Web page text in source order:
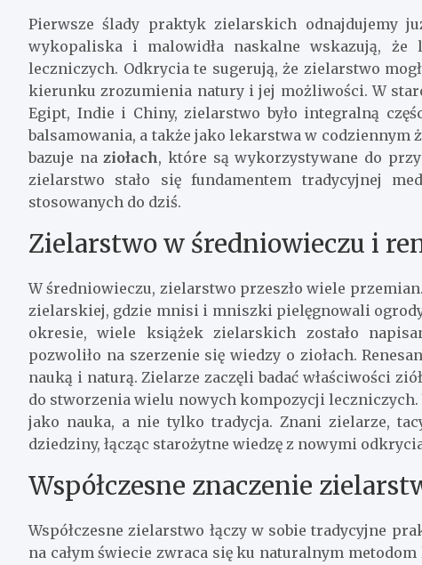
Pierwsze ślady praktyk zielarskich odnajdujemy
wykopaliska i malowidła naskalne wskazują,
leczniczych. Odkrycia te sugerują, że zielarstwo
kierunku zrozumienia natury i jej możliwości. W
Egipt, Indie i Chiny, zielarstwo było integralną
balsamowania, a także jako lekarstwa w codziennym
bazuje naziołach, które są wykorzystywane do
zielarstwo stało się fundamentem tradycyjnej
stosowanych do dziś.
Zielarstwo w średniowieczu i
W średniowieczu, zielarstwo przeszło wiele
zielarskiej, gdzie mnisi i mniszki pielęgnowali
okresie, wiele książek zielarskich zostało
pozwoliło na szerzenie się wiedzy o ziołach.
nauką i naturą. Zielarze zaczęli badać właściwości
do stworzenia wielu nowych kompozycji leczniczych.
jako nauka, a nie tylko tradycja. Znani zielarze,
dziedziny, łącząc starożytne wiedzę z nowymi
Współczesne znaczenie
Współczesne zielarstwo łączy w sobie tradycyjne
na całym świecie zwraca się ku naturalnym